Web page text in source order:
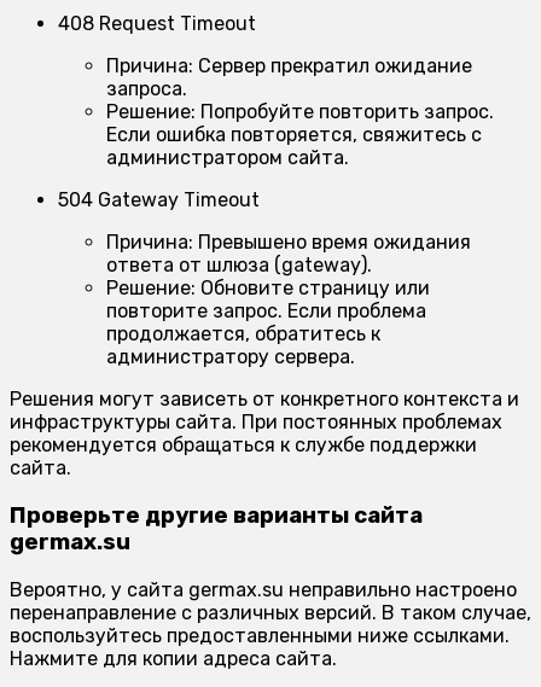
408 Request Timeout
Причина: Сервер прекратил ожидание
запроса.
Решение: Попробуйте повторить запрос.
Если ошибка повторяется, свяжитесь с
администратором сайта.
504 Gateway Timeout
Причина: Превышено время ожидания
ответа от шлюза (gateway).
Решение: Обновите страницу или
повторите запрос. Если проблема
продолжается, обратитесь к
администратору сервера.
Решения могут зависеть от конкретного контекста и
инфраструктуры сайта. При постоянных проблемах
рекомендуется обращаться к службе поддержки
сайта.
Проверьте другие варианты сайта
germax.su
Вероятно, у сайта germax.su неправильно настроено
перенаправление с различных версий. В таком случае,
воспользуйтесь предоставленными ниже ссылками.
Нажмите для копии адреса сайта.